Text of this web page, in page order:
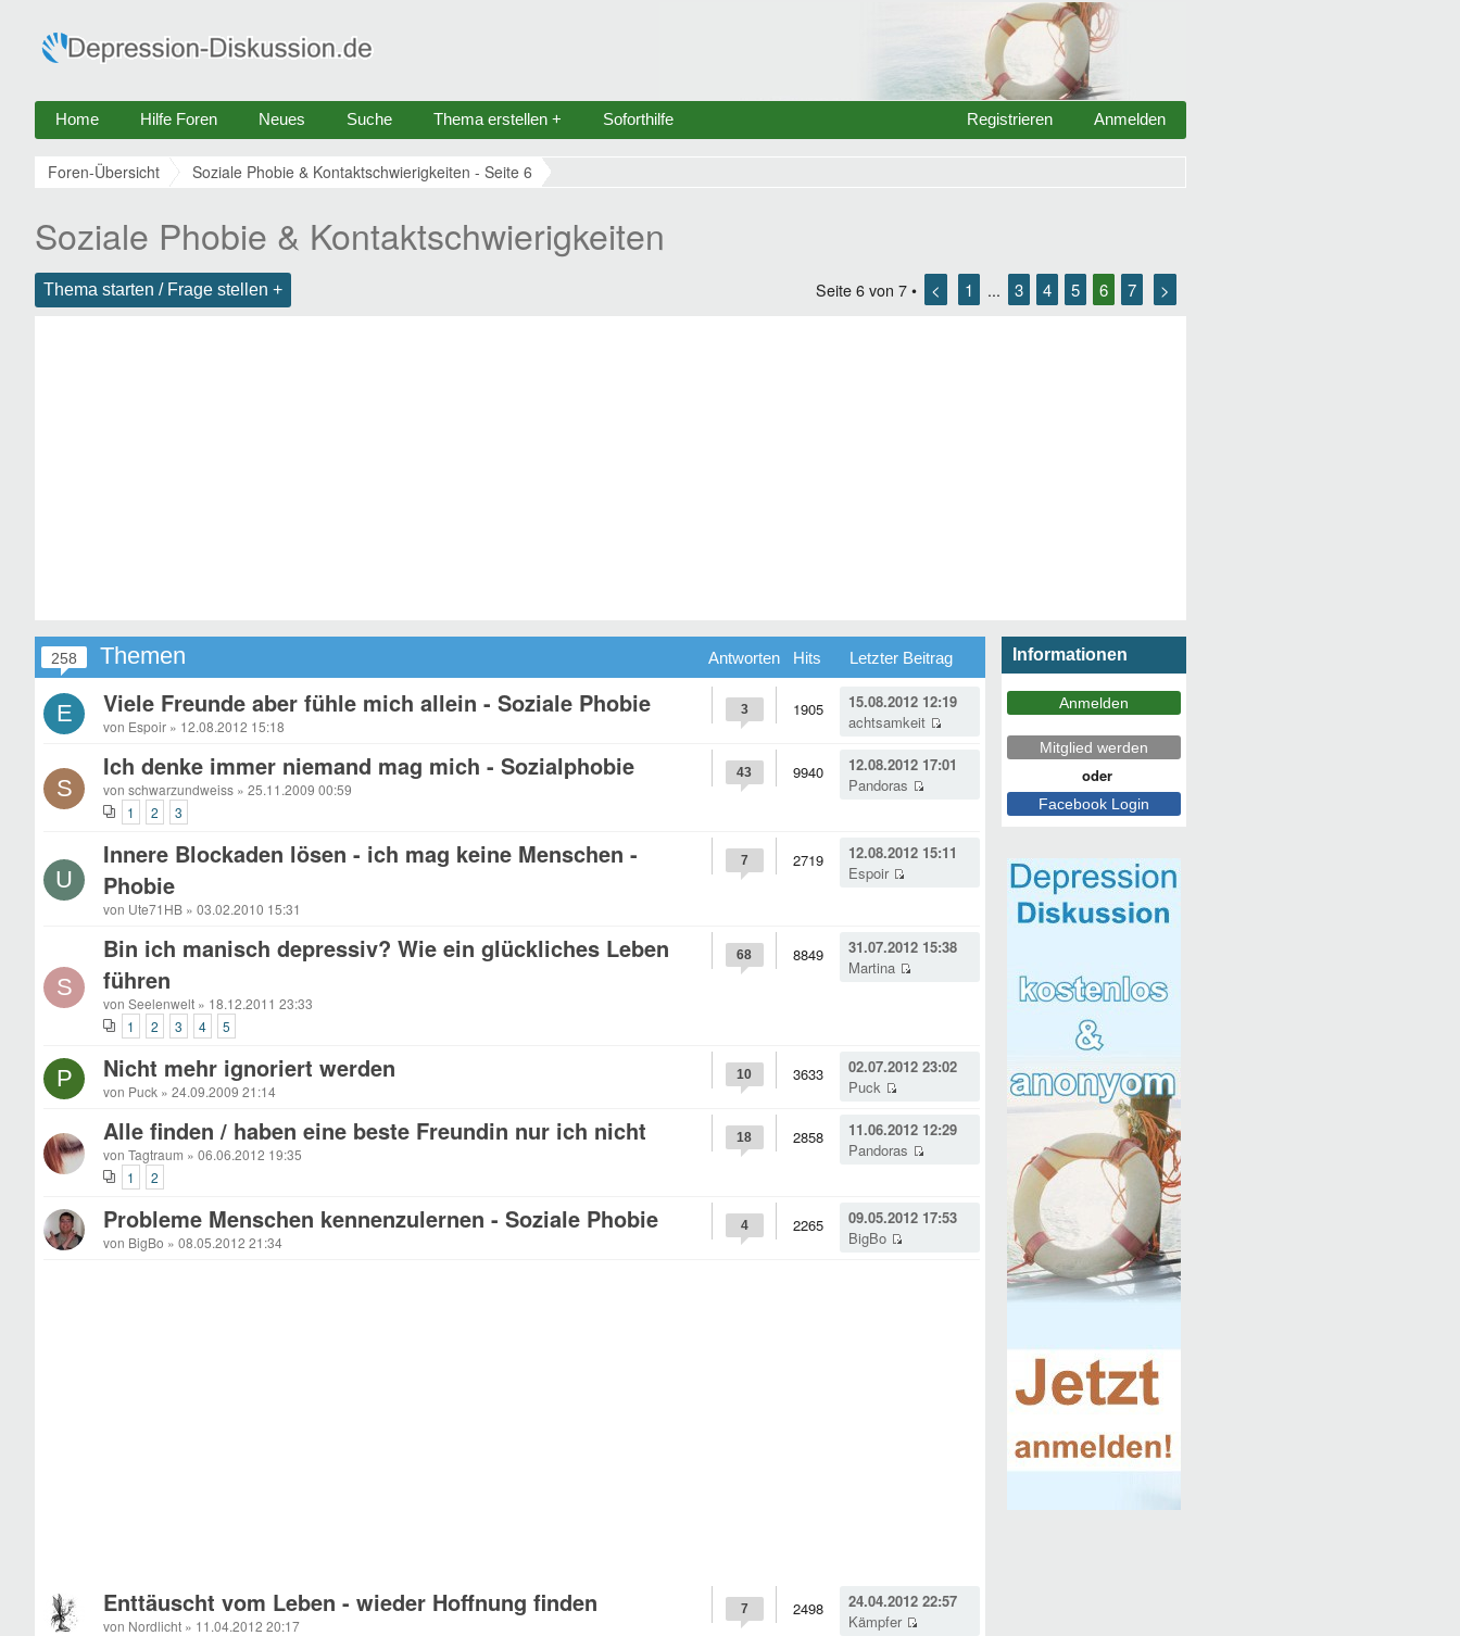
Home Hilfe Foren Neues Suche Thema erstellen + Soforthilfe Anmelden
Registrieren
Foren-Übersicht Soziale Phobie & Kontaktschwierigkeiten - Seite 6
Soziale Phobie & Kontaktschwierigkeiten
Thema starten / Frage stellen + Seite 6 von 7 • < 1 ... 3 4 5 6 7 >
258 Themen Hits
Antworten Letzter Beitrag
E Viele Freunde aber fühle mich allein - Soziale Phobie
von Espoir » 12.08.2012 15:18
15.08.2012 12:19
achtsamkeit
1905
3
S
Ich denke immer niemand mag mich - Sozialphobie
von schwarzundweiss » 25.11.2009 00:59
1
2 3
12.08.2012 17:01
Pandoras
9940
43
U
Innere Blockaden lösen - ich mag keine Menschen -
Phobie
von Ute71HB » 03.02.2010 15:31
12.08.2012 15:11
Espoir
2719
7
S
Bin ich manisch depressiv? Wie ein glückliches Leben
führen
von Seelenwelt » 18.12.2011 23:33
1
2 3 4 5
31.07.2012 15:38
Martina
8849
68
P Nicht mehr ignoriert werden
von Puck » 24.09.2009 21:14
02.07.2012 23:02
Puck
3633
10
Alle finden / haben eine beste Freundin nur ich nicht
von Tagtraum » 06.06.2012 19:35
1
2
11.06.2012 12:29
Pandoras
2858
18
Probleme Menschen kennenzulernen - Soziale Phobie
von BigBo » 08.05.2012 21:34
09.05.2012 17:53
BigBo
2265
4
Enttäuscht vom Leben - wieder Hoffnung finden
von Nordlicht » 11.04.2012 20:17
24.04.2012 22:57
Kämpfer
2498
7
Informationen